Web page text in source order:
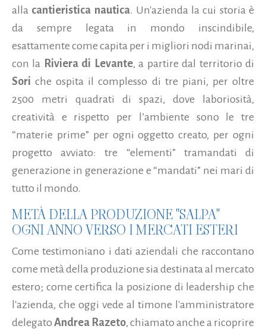
alla cantieristica nautica. Un'azienda la cui storia è
da sempre legata in mondo inscindibile,
esattamente come capita per i migliori nodi marinai,
con la Riviera di Levante, a partire dal territorio di
Sori che ospita il complesso di tre piani, per oltre
2500 metri quadrati di spazi, dove laboriosità,
creatività e rispetto per l’ambiente sono le tre
“materie prime” per ogni oggetto creato, per ogni
progetto avviato: tre “elementi” tramandati di
generazione in generazione e “mandati” nei mari di
tutto il mondo.
METÀ DELLA PRODUZIONE "SALPA"
OGNI ANNO VERSO I MERCATI ESTERI
Come testimoniano i dati aziendali che raccontano
come metà della produzione sia destinata al mercato
estero; come certifica la posizione di leadership che
l'azienda, che oggi vede al timone l'amministratore
delegato Andrea Razeto, chiamato anche a ricoprire